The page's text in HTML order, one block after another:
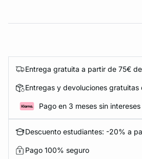
Entrega gratuita a partir de 75€
Entregas y devoluciones gratuitas
Pago en 3 meses sin intereses
Descuento estudiantes: -20% a
Pago 100% seguro